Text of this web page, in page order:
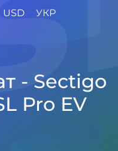
USD УКР
- Sectigo
Pro EV